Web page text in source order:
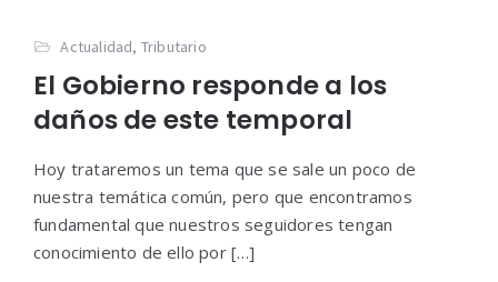
Actualidad, Tributario
El Gobierno responde a los
daños de este temporal
Hoy trataremos un tema que se sale un poco de
nuestra temática común, pero que encontramos
fundamental que nuestros seguidores tengan
conocimiento de ello por […]